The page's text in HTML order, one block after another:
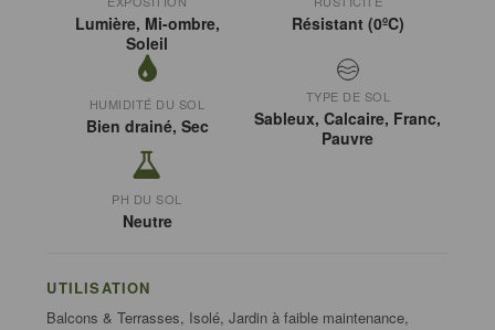
Lumière, Mi-ombre,
Soleil
Résistant (0ºC)
HUMIDITÉ DU SOL
Bien drainé, Sec
TYPE DE SOL
Sableux, Calcaire, Franc,
Pauvre
PH DU SOL
Neutre
UTILISATION
Balcons & Terrasses, Isolé, Jardin à faible maintenance,